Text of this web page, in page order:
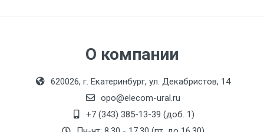
О компании
620026, г. Екатеринбург, ул. Декабристов, 14
opo@elecom-ural.ru
+7 (343) 385-13-39 (доб. 1)